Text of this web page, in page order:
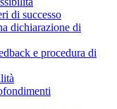
di successo
dichiarazione di
e procedura di